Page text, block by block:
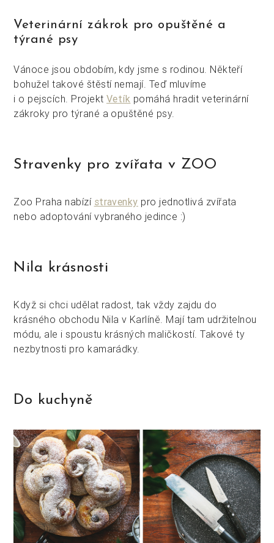
Veterinární zákrok pro opuštěné a
týrané psy
Vánoce jsou obdobím, kdy jsme s rodinou. Někteří
bohužel takové štěstí nemají. Teď mluvíme
i o pejscích. Projekt Vetík pomáhá hradit veterinární
zákroky pro týrané a opuštěné psy.
Stravenky pro zvířata v ZOO
Zoo Praha nabízí stravenky pro jednotlivá zvířata
nebo adoptování vybraného jedince :)
Nila krásnosti
Když si chci udělat radost, tak vždy zajdu do
krásného obchodu Nila v Karlíně. Mají tam udržitelnou
módu, ale i spoustu krásných maličkostí. Takové ty
nezbytnosti pro kamarádky.
Do kuchyně